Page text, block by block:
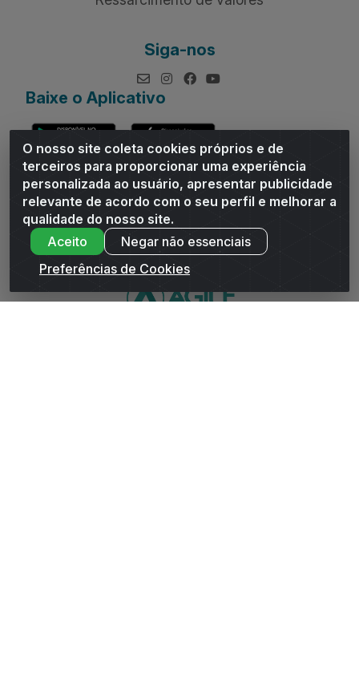
O nosso site coleta cookies próprios e de
terceiros para proporcionar uma experiência
personalizada ao usuário, apresentar publicidade
relevante de acordo com o seu perfil e melhorar a
qualidade do nosso site.
Aceito
Negar não essenciais
Preferências de Cookies
Siga-nos
Baixe o Aplicativo
Andrade Distribuidor - ROD AL 110, n° 1401 - Sitio Moco,
Arapiraca/AL - CEP 57319-300 - CNPJ 10.667.481/0001-47